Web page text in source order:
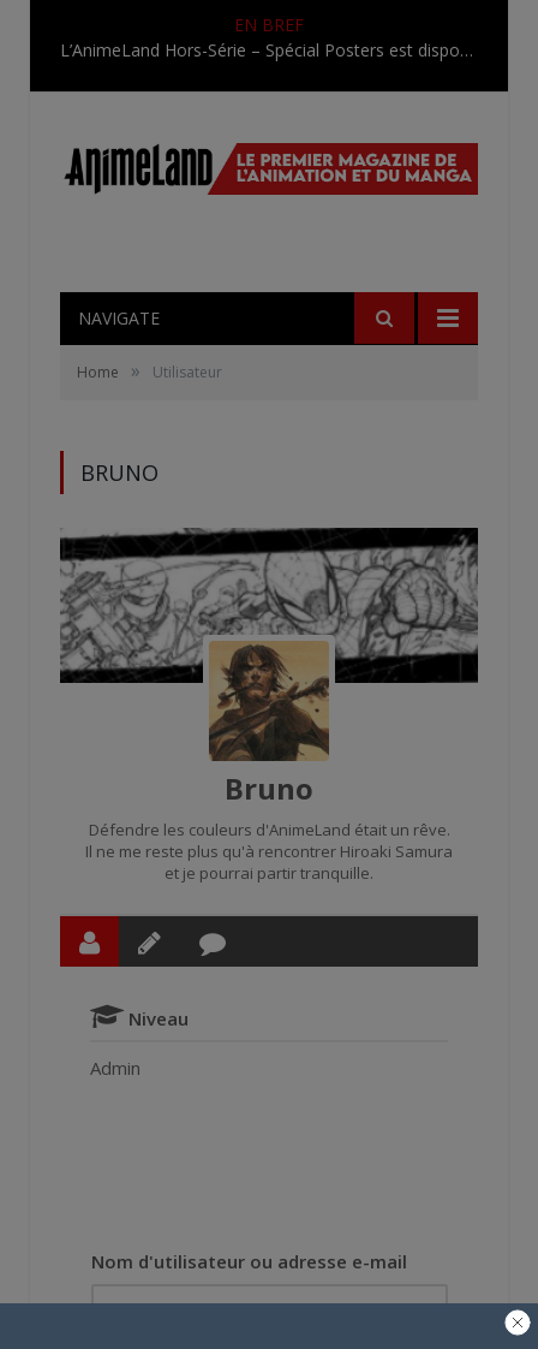
EN BREF
L’AnimeLand Hors-Série – Spécial Posters est disponible !
NAVIGATE
Home » Utilisateur
BRUNO
Bruno
Défendre les couleurs d'AnimeLand était un rêve.
Il ne me reste plus qu'à rencontrer Hiroaki Samura
et je pourrai partir tranquille.
Niveau
Admin
Nom d'utilisateur ou adresse e-mail